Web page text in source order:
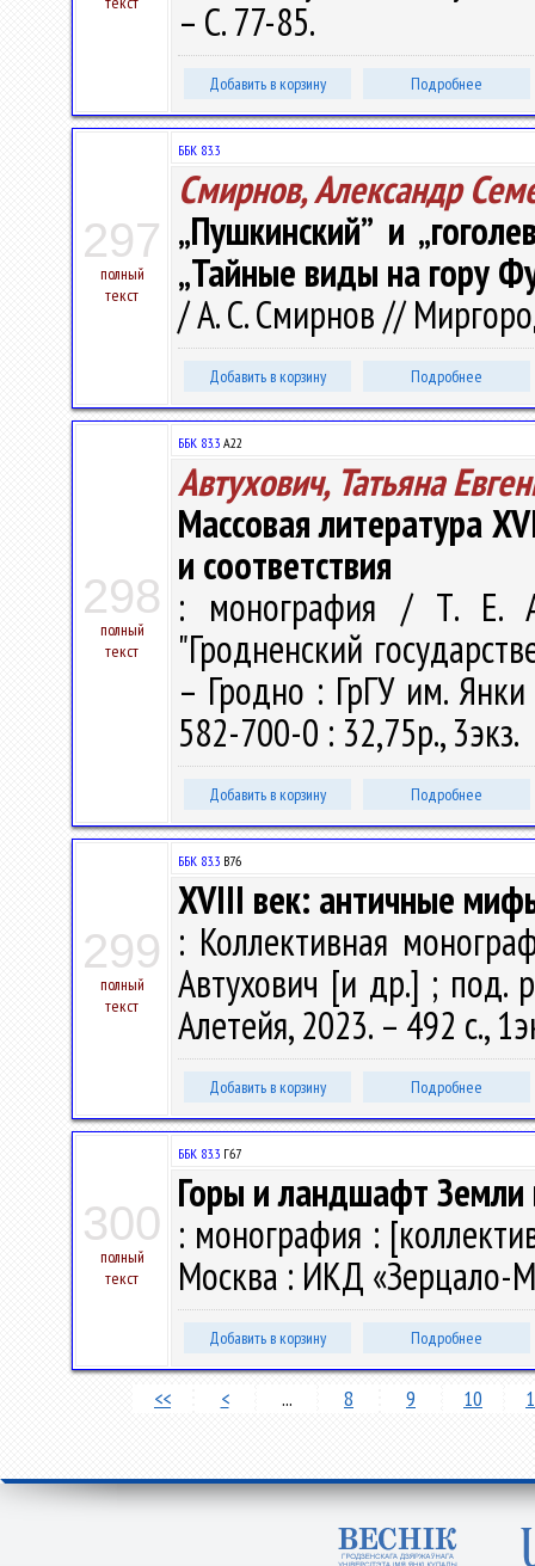
– С. 77-85.
Добавить в корзину Подробнее
297
полный
текст
ББК 83.3
Смирнов, Александр
„Пушкинский” и
„Тайные виды на гору
/ А. С. Смирнов //
Добавить в корзину Подробнее
298
полный
текст
ББК 83.3 А22
Автухович, Татьяна
Массовая литература
и соответствия
: монография / Т. Е.
"Гродненский
– Гродно : ГрГУ им.
582-700-0 : 32,75р., 3экз.
Добавить в корзину Подробнее
299
полный
текст
ББК 83.3 В76
XVIII век: античные
: Коллективная
Автухович [и др.] ; под.
Алетейя, 2023. – 492 с.,
Добавить в корзину Подробнее
300
полный
текст
ББК 83.3 Г67
Горы и ландшафт Земли
: монография :
Москва : ИКД «Зерцало-
Добавить в корзину Подробнее
<< < ... 8 9 10